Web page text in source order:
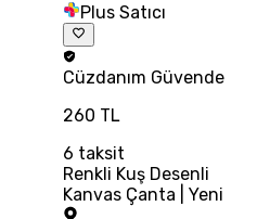
Plus Satıcı
Cüzdanım Güvende
260 TL
6 taksit
Renkli Kuş Desenli
Kanvas Çanta | Yeni